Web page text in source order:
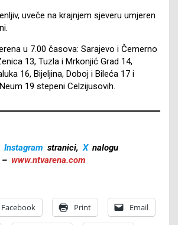
uveče na krajnjem sjeveru umjeren
u 7.00 časova: Sarajevo i Čemerno
13, Tuzla i Mrkonjić Grad 14,
16, Bijeljina, Doboj i Bileća 17 i
19 stepeni Celzijusovih.
Instagram stranici, X nalogu
– www.ntvarena.com
Facebook Print Email